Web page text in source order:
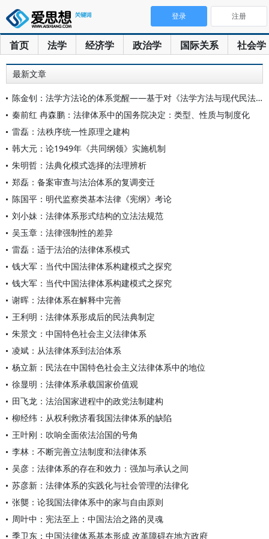
首页 法学 经济学 政治学 国际关系 社会学
登录 注册
最新文章
陈金钊：法学方法论的体系觉醒——基于对《法学方法与现代民法》
秦前红 冉森鹏：法律体系中的国务院决定：类型、性质与制度化
雷磊：法秩序统一性原理之建构
韩大元：论1949年《共同纲领》实施机制
朱明哲：法典化模式选择的法理辨析
郑磊：备案审查与法治体系的复调变迁
陈国平：明代监察类基本法律《宪纲》考论
刘小妹：法律体系形式结构的立法法规范
吴玉章：法律强制性的差异
雷磊：适于法治的法律体系模式
钱大军：当代中国法律体系构建模式之探究
钱大军：当代中国法律体系构建模式之探究
谢晖：法律体系在解释中完善
王利明：法律体系形成后的民法典制定
朱景文：中国特色社会主义法律体系
凌斌：从法律体系到法治体系
杨立新：民法在中国特色社会主义法律体系中的地位
徐显明：法律体系承载国家价值观
田飞龙：法治国家进程中的政党法制建构
柳经纬：从权利救济看我国法律体系的缺陷
王叶刚：吹响全面依法治国的号角
李林：不断完善立法制度和法律体系
吴彦：法律体系的存在和效力：强加与承认之间
苏彦新：法律体系的实践化与社会管理的法律化
张龑：论我国法律体系中的家与自由原则
周叶中：宪法至上：中国法治之路的灵魂
季卫东：中国法律体系基本形成 改革障碍在地方政府